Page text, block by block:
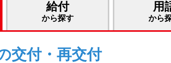
給付
から探す
用
から
交付・再交付